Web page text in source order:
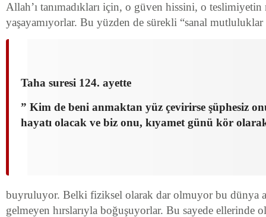
Allah’ı tanımadıkları için, o güven hissini, o teslimiyetin
yaşayamıyorlar. Bu yüzden de sürekli “sanal
Taha suresi 124. ayette
” Kim de beni anmaktan yüz çevirirse şüphesiz
hayatı olacak ve biz onu, kıyamet günü kör
buyruluyor. Belki fiziksel olarak dar olmuyor bu dünya
gelmeyen hırslarıyla boğuşuyorlar. Bu sayede ellerinde